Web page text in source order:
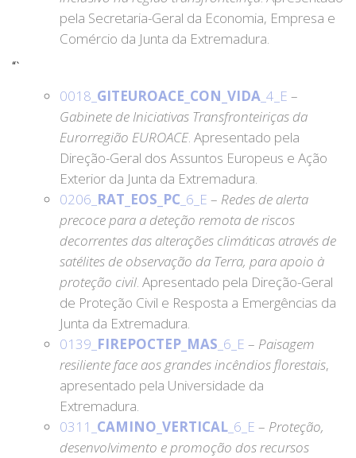
pela Secretaria-Geral da Economia, Empresa e
Comércio da Junta da Extremadura.
“`
0018_ GITEUROACE_CON_VIDA _4_E –
Gabinete de Iniciativas Transfronteiriças da
Eurorregião EUROACE. Apresentado pela
Direção-Geral dos Assuntos Europeus e Ação
Exterior da Junta da Extremadura.
0206_ RAT_EOS_PC _6_E – Redes de alerta
precoce para a deteção remota de riscos
decorrentes das alterações climáticas através de
satélites de observação da Terra, para apoio à
proteção civil. Apresentado pela Direção-Geral
de Proteção Civil e Resposta a Emergências da
Junta da Extremadura.
0139_ FIREPOCTEP_MAS _6_E – Paisagem
resiliente face aos grandes incêndios florestais,
apresentado pela Universidade da
Extremadura.
0311_ CAMINO_VERTICAL _6_E – Proteção,
desenvolvimento e promoção dos recursos